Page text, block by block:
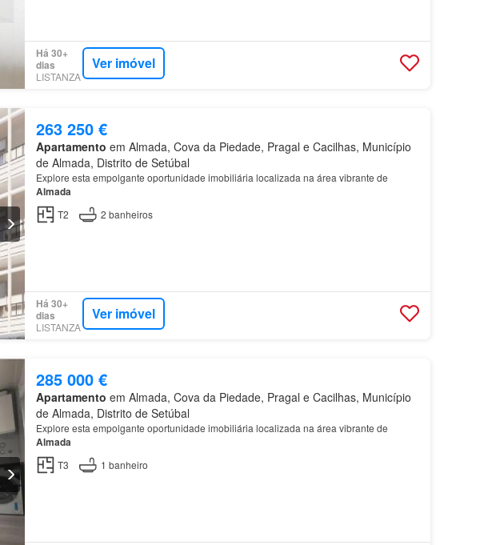
Há 30+
dias
LISTANZA
Ver imóvel
263 250 €
Apartamento em Almada, Cova da Piedade, Pragal e Cacilhas, Município
de Almada, Distrito de Setúbal
Explore esta empolgante oportunidade imobiliária localizada na área vibrante de
Almada
T2 2 banheiros
Há 30+
dias
LISTANZA
Ver imóvel
285 000 €
Apartamento em Almada, Cova da Piedade, Pragal e Cacilhas, Município
de Almada, Distrito de Setúbal
Explore esta empolgante oportunidade imobiliária localizada na área vibrante de
Almada
T3 1 banheiro